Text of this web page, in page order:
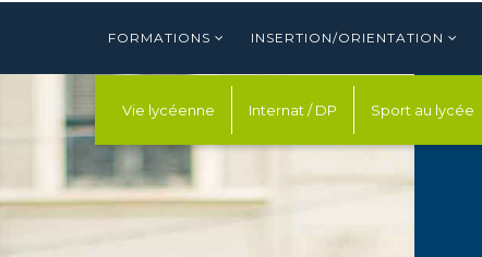
FORMATIONS INSERTION/ORIENTATION
Vie lycéenne Internat / DP Sport au lycée